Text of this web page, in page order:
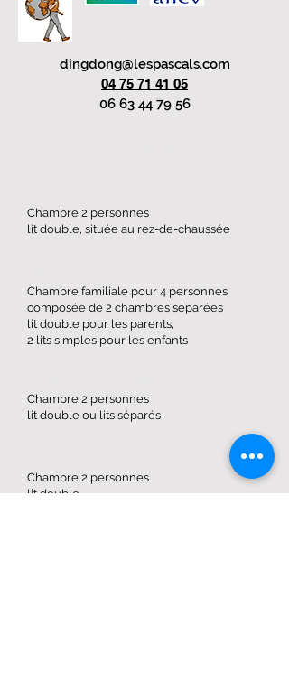
dingdong@lespascals.com
04 75 71 41 05
06 63 44 79 56
Chambre 2 personnes
lit double, située au rez-de-chaussée
Chambre familiale pour 4 personnes
composée de 2 chambres séparées
lit double pour les parents,
2 lits simples pour les enfants
Chambre 2 personnes
lit double ou lits séparés
Chambre 2 personnes
lit double